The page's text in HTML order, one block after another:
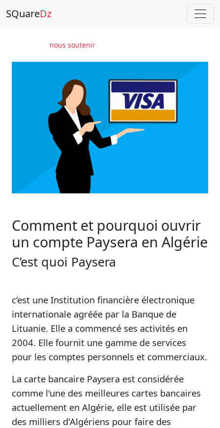
SQuareDz
nous soutenir
Comment et pourquoi ouvrir
un compte Paysera en Algérie
C’est quoi Paysera
c’est une Institution financière électronique
internationale agréée par la Banque de
Lituanie. Elle a commencé ses activités en
2004. Elle fournit une gamme de services
pour les comptes personnels et commerciaux.
La carte bancaire Paysera est considérée
comme l'une des meilleures cartes bancaires
actuellement en Algérie, elle est utilisée par
des milliers d'Algériens pour faire des